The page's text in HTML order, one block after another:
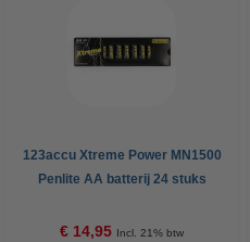
123accu Xtreme Power MN1500
Penlite AA batterij 24 stuks
€ 14,95 Incl. 21% btw